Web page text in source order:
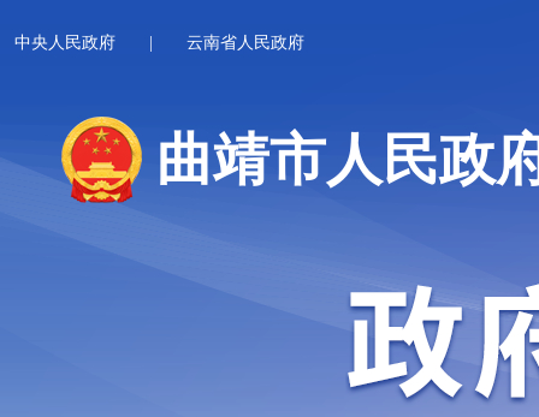
中央人民政府 云南省人民政府
曲靖市人民政